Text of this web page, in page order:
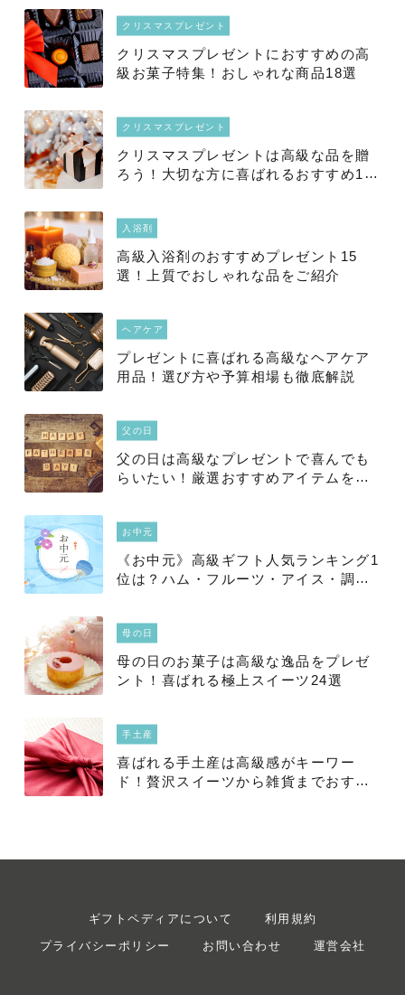
クリスマスプレゼント
クリスマスプレゼントにおすすめの高
級お菓子特集！おしゃれな商品18選
クリスマスプレゼント
クリスマスプレゼントは高級な品を贈
ろう！大切な方に喜ばれるおすすめ13
入浴剤
高級入浴剤のおすすめプレゼント15
選！上質でおしゃれな品をご紹介
ヘアケア
プレゼントに喜ばれる高級なヘアケア
用品！選び方や予算相場も徹底解説
父の日
父の日は高級なプレゼントで喜んでも
らいたい！厳選おすすめアイテムを紹
お中元
《お中元》高級ギフト人気ランキング1
位は？ハム・フルーツ・アイス・調味
母の日
母の日のお菓子は高級な逸品をプレゼ
ント！喜ばれる極上スイーツ24選
手土産
喜ばれる手土産は高級感がキーワー
ド！贅沢スイーツから雑貨までおすす
ギフトペディアについて
利用規約
プライバシーポリシー
お問い合わせ 運営会社